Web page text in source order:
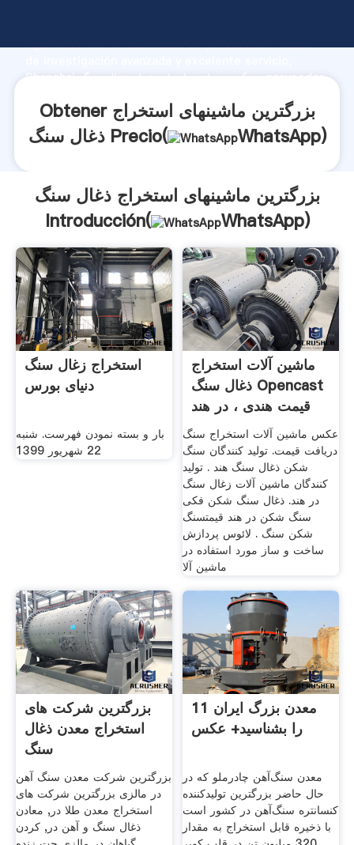
Agarrando fuerte capacidad de producción, fuerza
Shanghai بزرگترین ماشینهای استخراج ذغال سنگ proveedor
Obtener بزرگترین ماشینهای استخراج
ذغال سنگ Precio(
WhatsApp)
بزرگترین ماشینهای استخراج ذغال سنگ
Introducción(
WhatsApp)
استخراج زغال سنگ
دنیای بورس
بار و بسته نمودن فهرست. شنبه
22 شهریور 1399
ماشین آلات استخراج
ذغال سنگ Opencast
قیمت هندی ، در هند
عکس ماشین آلات استخراج سنگ
دریافت قیمت. تولید کنندگان سنگ
شکن ذغال سنگ هند . تولید
کنندگان ماشین آلات زغال سنگ
در هند. ذغال سنگ شکن فکی
سنگ شکن در هند قیمتسنگ
شکن سنگ . لائوس پردازش
ساخت و ساز مورد استفاده در
ماشین آلا
بزرگترین شرکت های
استخراج معدن ذغال
سنگ
بزرگترین شرکت معدن سنگ آهن
در مالزی بزرگترین شرکت های
استخراج معدن طلا در, معادن
ذغال سنگ و آهن در, کردن
11 معدن بزرگ ایران
را بشناسید+ عکس
معدن سنگ‌آهن چادرملو که در
حال حاضر بزرگترين توليدکننده
کنسانتره سنگ‌آهن در کشور است
با ذخيره قابل استخراج به مقدار